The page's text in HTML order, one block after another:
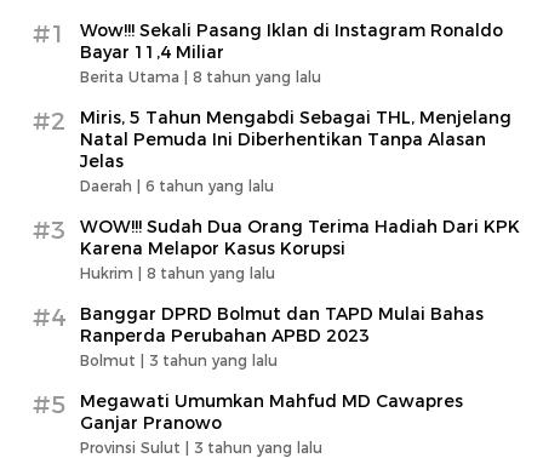
#1
Wow!!! Sekali Pasang Iklan di Instagram Ronaldo
Bayar 11,4 Miliar
Berita Utama | 8 tahun yang lalu
#2
Miris, 5 Tahun Mengabdi Sebagai THL, Menjelang
Natal Pemuda Ini Diberhentikan Tanpa Alasan
Jelas
Daerah | 6 tahun yang lalu
#3
WOW!!! Sudah Dua Orang Terima Hadiah Dari KPK
Karena Melapor Kasus Korupsi
Hukrim | 8 tahun yang lalu
#4
Banggar DPRD Bolmut dan TAPD Mulai Bahas
Ranperda Perubahan APBD 2023
Bolmut | 3 tahun yang lalu
#5
Megawati Umumkan Mahfud MD Cawapres
Ganjar Pranowo
Provinsi Sulut | 3 tahun yang lalu